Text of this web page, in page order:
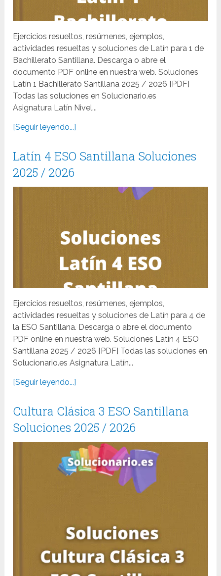
Ejercicios resueltos, resúmenes, ejemplos,
actividades resueltas y soluciones de Latín para 1 de
Bachillerato Santillana. Descarga o abre el
documento PDF online en nuestra web. Soluciones
Latín 1 Bachillerato Santillana 2025 / 2026 [PDF]
Todas las soluciones en Solucionario.es
Asignatura Latín Nivel...
[Seguir leyendo...]
Latín 4 ESO Santillana Soluciones
2025 / 2026
Ejercicios resueltos, resúmenes, ejemplos,
actividades resueltas y soluciones de Latín para 4 de
la ESO Santillana. Descarga o abre el documento
PDF online en nuestra web. Soluciones Latín 4 ESO
Santillana 2025 / 2026 [PDF] Todas las soluciones en
Solucionario.es Asignatura Latín...
[Seguir leyendo...]
Cultura Clásica 3 ESO Santillana
Soluciones 2025 / 2026